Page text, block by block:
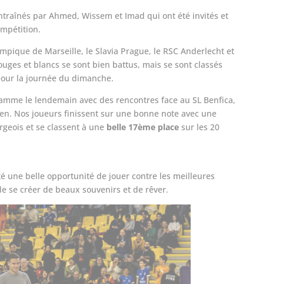
par Ahmed, Wissem et Imad qui ont été invités et
de Marseille, le Slavia Prague, le RSC Anderlecht et
et blancs se sont bien battus, mais se sont classés
la journée du dimanche.
le lendemain avec des rencontres face au SL Benfica,
Nos joueurs finissent sur une bonne note avec une
et se classent à une belle 17ème place sur les 20
une belle opportunité de jouer contre les meilleures
se créer de beaux souvenirs et de rêver.